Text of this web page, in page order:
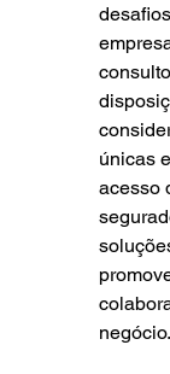
únicas
acesso
negócio.